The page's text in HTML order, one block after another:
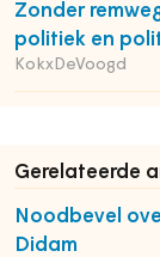
Zonder
politiek en
KokxDeVoogd
Gerelateerde
Noodbevel
Didam